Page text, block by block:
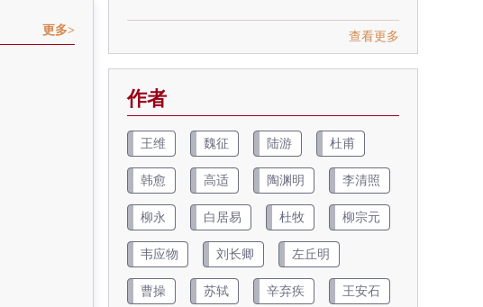
更多> 查看更多
作者
王维 魏征 陆游 杜甫
韩愈 高适 陶渊明 李清照
柳永 白居易 杜牧 柳宗元
韦应物 刘长卿 左丘明
曹操 苏轼 辛弃疾 王安石